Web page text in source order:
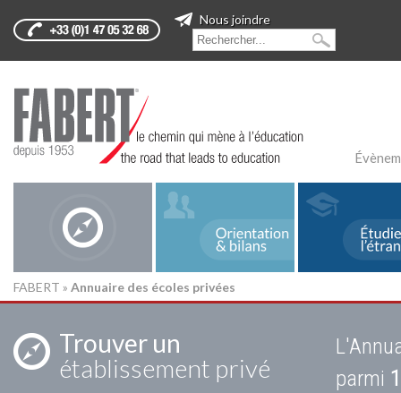
Nous joindre
FABERT » Annuaire des écoles privées
Trouver un
établissement privé
parmi